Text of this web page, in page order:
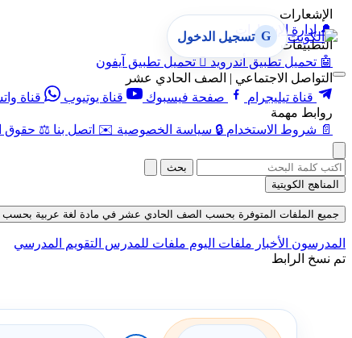
الإشعارات
🔔 إدارة الإشعارات
التطبيقات
🤖 تحميل تطبيق أندرويد  تحميل تطبيق آيفون
التواصل الاجتماعي | الصف الحادي عشر
قناة تيليجرام
صفحة فيسبوك قناة يوتيوب قناة
روابط مهمة
📄 شروط الاستخدام 🔒 سياسة الخصوصية ✉️ اتصل بنا ⚖️ حقوق
G تسجيل الدخول
بحث
المناهج الكويتية
جميع الملفات المتوفرة بحسب الصف الحادي عشر في مادة لغة عربية بحسب الفصل
المدرسون الأخبار ملفات اليوم ملفات للمدرس التقويم المدرسي
تم نسخ الرابط